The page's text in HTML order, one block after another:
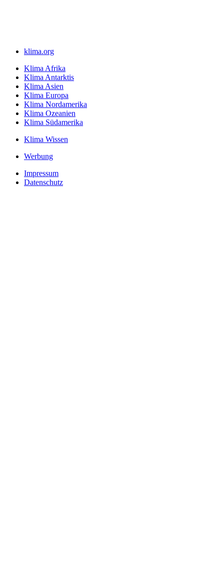
klima.org
Klima Afrika
Klima Antarktis
Klima Asien
Klima Europa
Klima Nordamerika
Klima Ozeanien
Klima Südamerika
Klima Wissen
Werbung
Impressum
Datenschutz